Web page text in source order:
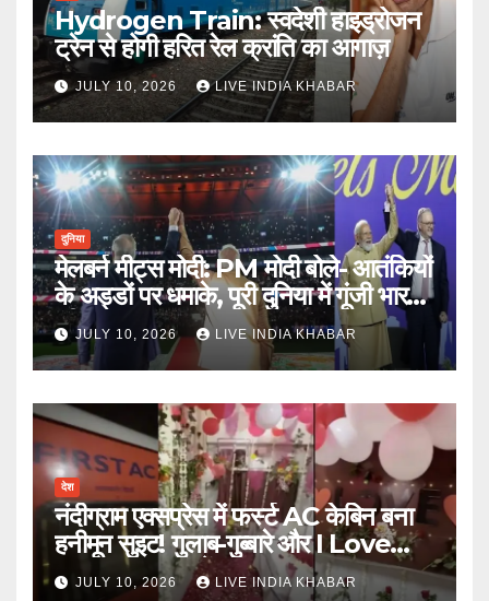
Hydrogen Train: स्वदेशी हाइड्रोजन
ट्रेन से होगी हरित रेल क्रांति का आगाज़
JULY 10, 2026 LIVE INDIA KHABAR
दुनिया
मेलबर्न मीट्स मोदी: PM मोदी बोले- आतंकियों
के अड्डों पर धमाके, पूरी दुनिया में गूंजी भारत
की ताकत
JULY 10, 2026 LIVE INDIA KHABAR
देश
नंदीग्राम एक्सप्रेस में फर्स्ट AC केबिन बना
हनीमून सुइट! गुलाब-गुब्बारे और I Love
You, TTE सस्पेंड
JULY 10, 2026 LIVE INDIA KHABAR